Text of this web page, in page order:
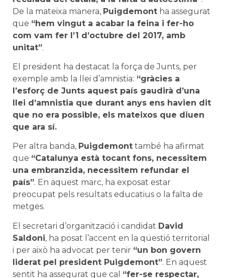
De la mateixa manera, Puigdemont ha assegurat
que “hem vingut a acabar la feina i fer-ho
com vam fer l’1 d’octubre del 2017, amb
unitat”.
El president ha destacat la força de Junts, per
exemple amb la llei d’amnistia: “gràcies a
l’esforç de Junts aquest país gaudirà d’una
llei d’amnistia que durant anys ens havien dit
que no era possible, els mateixos que diuen
que ara sí.
Per altra banda, Puigdemont també ha afirmat
que “Catalunya està tocant fons, necessitem
una embranzida, necessitem refundar el
país”. En aquest marc, ha exposat estar
preocupat pels resultats educatius o la falta de
metges.
El secretari d’organització i candidat David
Saldoni, ha posat l’accent en la qüestió territorial
i per això ha advocat per tenir “un bon govern
liderat pel president Puigdemont”. En aquest
sentit ha assegurat que cal “fer-se respectar,